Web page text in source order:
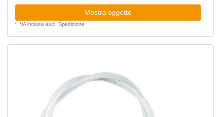
Mostra oggetto
* IVA inclusaescl. Spedizione